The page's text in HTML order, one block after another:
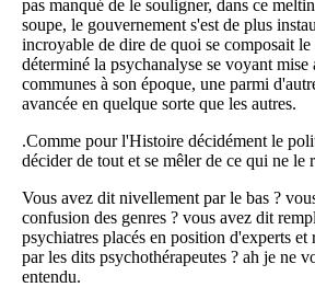
pas manqué de le souligner, dans ce
soupe, le gouvernement s'est de plus
incroyable de dire de quoi se composait le
déterminé la psychanalyse se voyant mise
communes à son époque, une parmi
avancée en quelque sorte que les autres.
.Comme pour l'Histoire décidément le
décider de tout et se mêler de ce qui ne le
Vous avez dit nivellement par le bas ?
confusion des genres ? vous avez dit
psychiatres placés en position d'experts et
par les dits psychothérapeutes ? ah je ne
entendu.